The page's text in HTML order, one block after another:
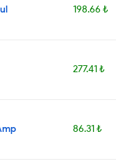
198.66 ₺
277.41 ₺
86.31 ₺